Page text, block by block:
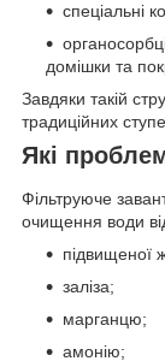
спеціальні
домішки та
Завдяки такій
традиційних
Які
Фільтруюче
очищення води
підвищеної
заліза;
марганцю;
амонію;